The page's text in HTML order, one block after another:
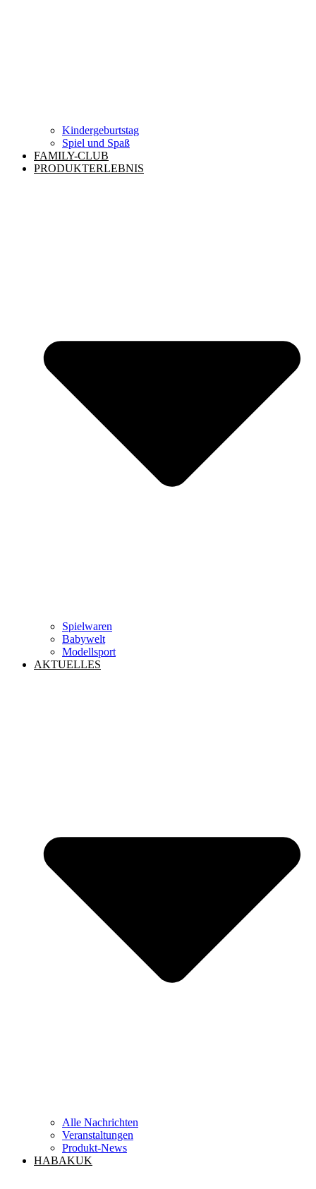
Kindergeburtstag
Spiel und Spaß
FAMILY-CLUB
PRODUKTERLEBNIS
Spielwaren
Babywelt
Modellsport
AKTUELLES
Alle Nachrichten
Veranstaltungen
Produkt-News
HABAKUK